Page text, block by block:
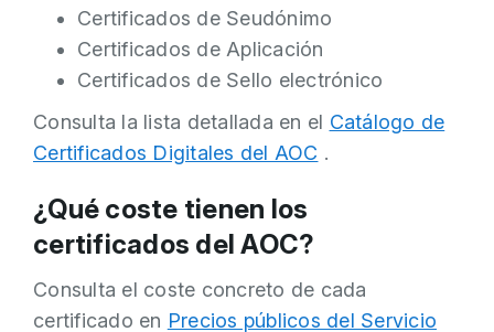
Certificados de Seudónimo
Certificados de Aplicación
Certificados de Sello electrónico
Consulta la lista detallada en el Catálogo de
Certificados Digitales del AOC .
¿Qué coste tienen los
certificados del AOC?
Consulta el coste concreto de cada
certificado en Precios públicos del Servicio